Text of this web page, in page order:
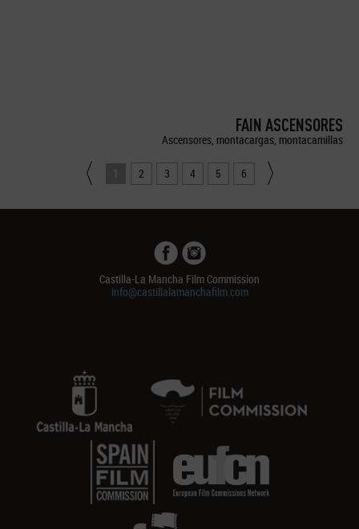
FAIN ASCENSORES
Ascensores, montacargas, montacamillas
1 2 3 4 5 6
Castilla-La Mancha Film Commission
info@castillalamanchafilm.com